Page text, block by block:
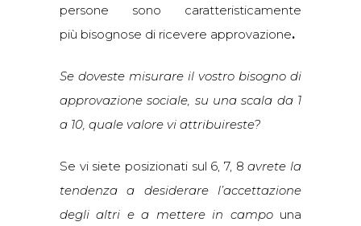
persone sono caratteristicamente
più bisognose di ricevere approvazione.
Se doveste misurare il vostro bisogno di
approvazione sociale, su una scala da 1
a 10, quale valore vi attribuireste?
Se vi siete posizionati sul 6, 7, 8 avrete la
tendenza a desiderare l’accettazione
degli altri e a mettere in campo una